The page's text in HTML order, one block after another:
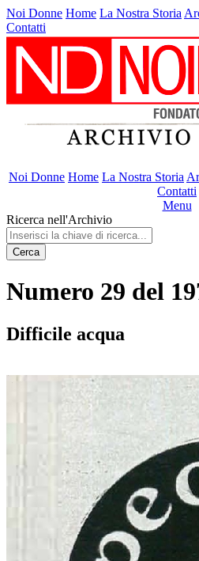
Noi Donne Home La Nostra Storia
Contatti
Noi Donne Home La Nostra Storia
Contatti
Menu
Ricerca nell'Archivio
Cerca
Numero 29 del
Difficile acqua